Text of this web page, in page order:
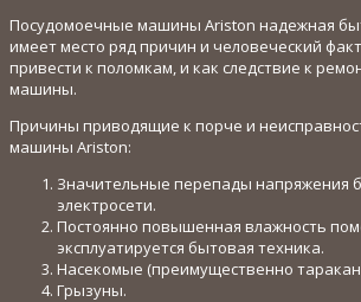
Посудомоечные машины Ariston надежная
имеет место ряд причин и человеческий
привести к поломкам, и как следствие к
машины.
Причины приводящие к порче и
машины Ariston:
Значительные перепады напряжения
электросети.
Постоянно повышенная влажность
эксплуатируется бытовая техника.
Насекомые (преимущественно
Грызуны.